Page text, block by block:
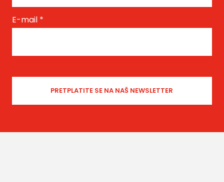
E-mail *